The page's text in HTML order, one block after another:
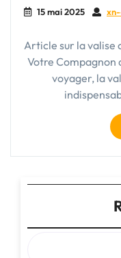
15 mai 2025
Article sur la valise
Votre Compagnon
voyager, la